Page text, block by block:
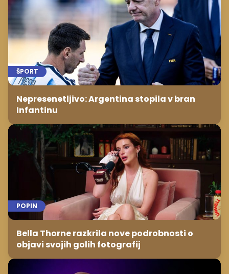
ŠPORT
Nepresenetljivo: Argentina stopila v bran
Infantinu
POPIN
Bella Thorne razkrila nove podrobnosti o
objavi svojih golih fotografij